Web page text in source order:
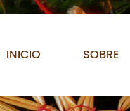
INICIO SOBRE